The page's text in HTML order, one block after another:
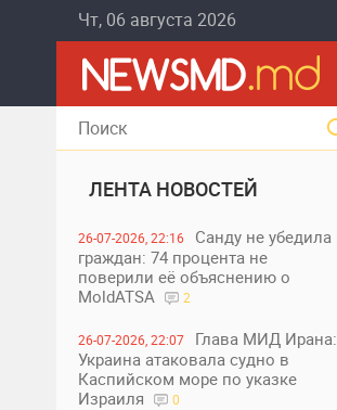
Чт, 06 августа 2026
ЛЕНТА НОВОСТЕЙ
26-07-2026, 22:16
Санду не убедила
граждан: 74 процента не
поверили её объяснению о
MoldATSA
2
26-07-2026, 22:07
Глава МИД Ирана:
Украина атаковала судно в
Каспийском море по указке
Израиля
0